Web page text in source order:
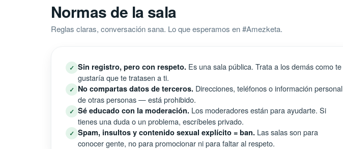
Normas de la sala
Reglas claras, conversación sana. Lo que esperamos en #Amezketa.
✓ Sin registro, pero con respeto. Es una sala pública. Trata a los demás como te
gustaría que te tratasen a ti.
✓ No compartas datos de terceros. Direcciones, teléfonos o información personal
de otras personas — está prohibido.
✓ Sé educado con la moderación. Los moderadores están para ayudarte. Si
tienes una duda o un problema, escríbeles privado.
✓ Spam, insultos y contenido sexual explícito = ban. Las salas son para
conocer gente, no para promocionar ni para faltar al respeto.